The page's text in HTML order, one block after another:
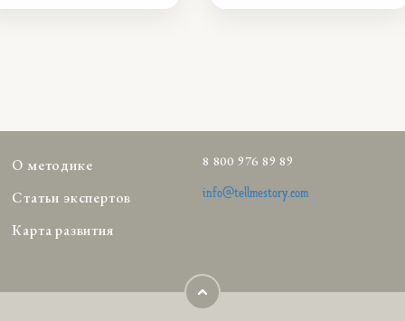
О методике
Статьи экспертов
Карта развития
8 800 976 89 89
info@tellmestory.com